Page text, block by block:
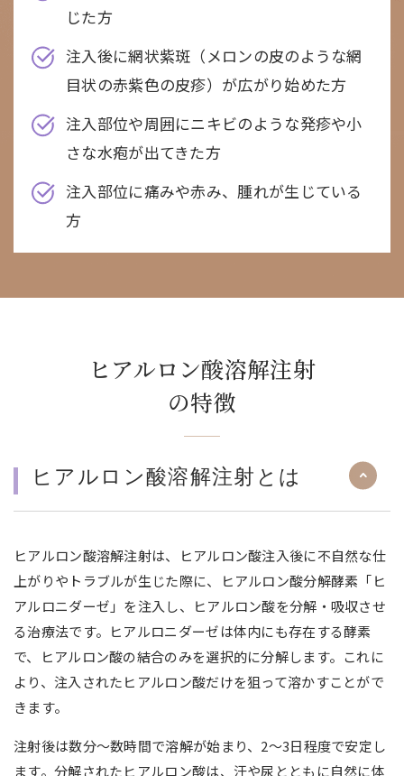
じた方
注入後に網状紫斑（メロンの皮のような網
目状の赤紫色の皮疹）が広がり始めた方
注入部位や周囲にニキビのような発疹や小
さな水疱が出てきた方
注入部位に痛みや赤み、腫れが生じている
方
ヒアルロン酸溶解注射
の特徴
ヒアルロン酸溶解注射とは
ヒアルロン酸溶解注射は、ヒアルロン酸注入後に不自然な仕
上がりやトラブルが生じた際に、ヒアルロン酸分解酵素「ヒ
アルロニダーゼ」を注入し、ヒアルロン酸を分解・吸収させ
る治療法です。ヒアルロニダーゼは体内にも存在する酵素
で、ヒアルロン酸の結合のみを選択的に分解します。これに
より、注入されたヒアルロン酸だけを狙って溶かすことがで
きます。
注射後は数分～数時間で溶解が始まり、2〜3日程度で安定し
ます。分解されたヒアルロン酸は、汗や尿とともに自然に体